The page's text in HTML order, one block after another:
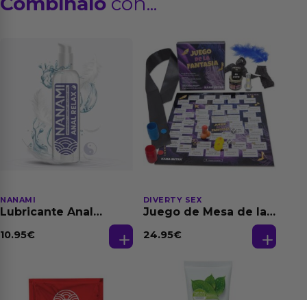
NANAMI
Lubricante Anal
Dilatación Base Agua
10.95€
DIVERTY SEX
Juego de Mesa de las
24.95€